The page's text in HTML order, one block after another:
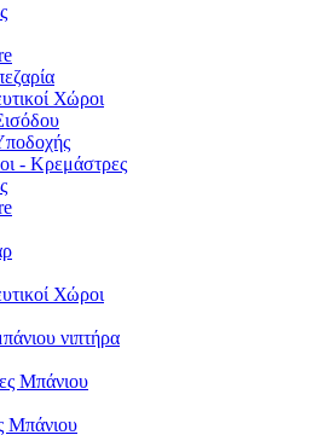
Χώροι
- Κρεμάστρες
Χώροι
νιπτήρα
Μπάνιου
Μπάνιου